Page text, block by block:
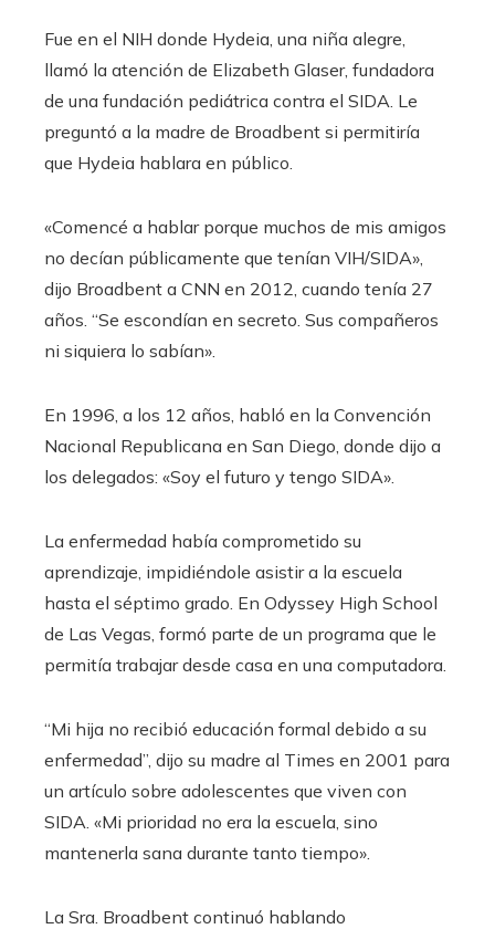
Fue en el NIH donde Hydeia, una niña alegre,
llamó la atención de Elizabeth Glaser, fundadora
de una fundación pediátrica contra el SIDA. Le
preguntó a la madre de Broadbent si permitiría
que Hydeia hablara en público.
«Comencé a hablar porque muchos de mis amigos
no decían públicamente que tenían VIH/SIDA»,
dijo Broadbent a CNN en 2012, cuando tenía 27
años. “Se escondían en secreto. Sus compañeros
ni siquiera lo sabían».
En 1996, a los 12 años, habló en la Convención
Nacional Republicana en San Diego, donde dijo a
los delegados: «Soy el futuro y tengo SIDA».
La enfermedad había comprometido su
aprendizaje, impidiéndole asistir a la escuela
hasta el séptimo grado. En Odyssey High School
de Las Vegas, formó parte de un programa que le
permitía trabajar desde casa en una computadora.
“Mi hija no recibió educación formal debido a su
enfermedad”, dijo su madre al Times en 2001 para
un artículo sobre adolescentes que viven con
SIDA. «Mi prioridad no era la escuela, sino
mantenerla sana durante tanto tiempo».
La Sra. Broadbent continuó hablando